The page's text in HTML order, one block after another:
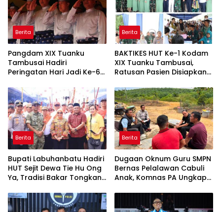
Berita
Pangdam XIX Tuanku
Tambusai Hadiri
Peringatan Hari Jadi Ke-69
Berita
BAKTIKES HUT Ke-1 Kodam
XIX Tuanku Tambusai,
Ratusan Pasien Disiapkan
Berita
Bupati Labuhanbatu Hadiri
HUT Sejit Dewa Tie Hu Ong
Ya, Tradisi Bakar Tongkang
Berita
Dugaan Oknum Guru SMPN
Bernas Pelalawan Cabuli
Anak, Komnas PA Ungkap
Polres Sejak Juli